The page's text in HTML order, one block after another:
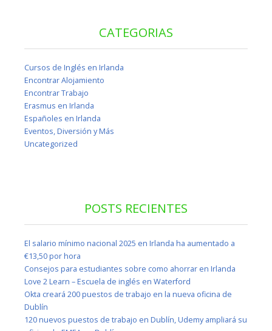
CATEGORIAS
Cursos de Inglés en Irlanda
Encontrar Alojamiento
Encontrar Trabajo
Erasmus en Irlanda
Españoles en Irlanda
Eventos, Diversión y Más
Uncategorized
POSTS RECIENTES
El salario mínimo nacional 2025 en Irlanda ha aumentado a
€13,50 por hora
Consejos para estudiantes sobre como ahorrar en Irlanda
Love 2 Learn – Escuela de inglés en Waterford
Okta creará 200 puestos de trabajo en la nueva oficina de
Dublín
120 nuevos puestos de trabajo en Dublín, Udemy ampliará su